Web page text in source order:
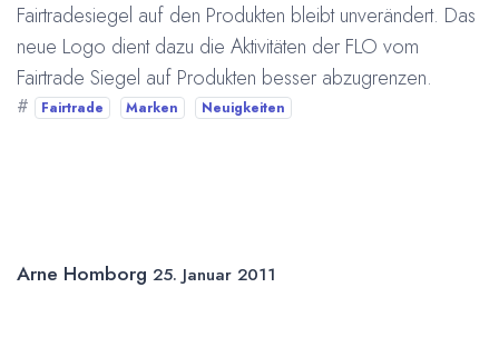
Fairtradesiegel auf den Produkten bleibt unverändert. Das
neue Logo dient dazu die Aktivitäten der FLO vom
Fairtrade Siegel auf Produkten besser abzugrenzen.
# Fairtrade Marken Neuigkeiten
Arne Homborg 25. Januar 2011